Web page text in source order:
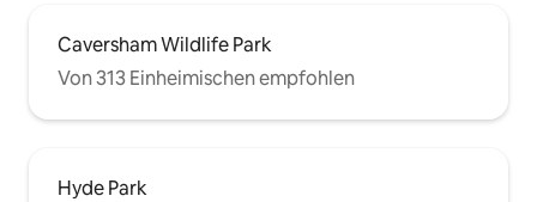
Caversham Wildlife Park
Von 313 Einheimischen empfohlen
Hyde Park